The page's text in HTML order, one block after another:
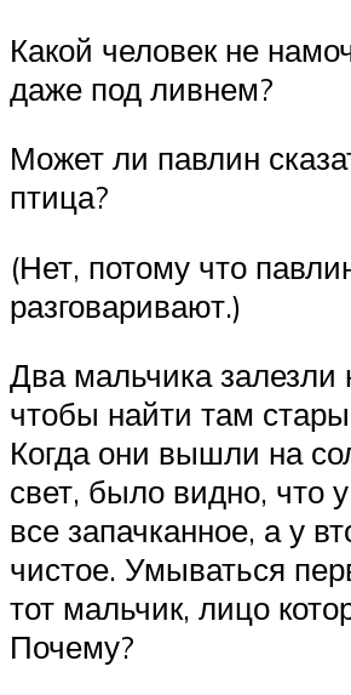
Какой человек не
даже под ливнем?
Может ли павлин
птица?
(Нет, потому что
разговаривают.)
Два мальчика залезли
чтобы найти там
Когда они вышли на
свет, было видно, что
все запачканное, а у
чистое. Умываться
тот мальчик, лицо
Почему?